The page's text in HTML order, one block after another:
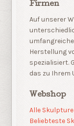
Firmen
Auf unserer
Herstellung
spezialisiert.
das zu Ihrem
Webshop
Alle
Beliebteste